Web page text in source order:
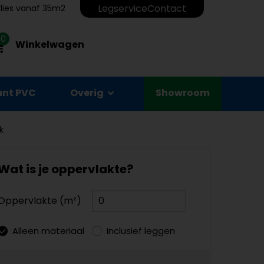
vanaf 35m2 LegserviceContact
0 Winkelwagen
PVC Overig Showroom
is je oppervlakte?
(m²)
Alleen materiaal Inclusief leggen